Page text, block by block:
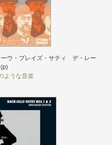
ウ・プレイズ・サティ デ・レー
ような音楽